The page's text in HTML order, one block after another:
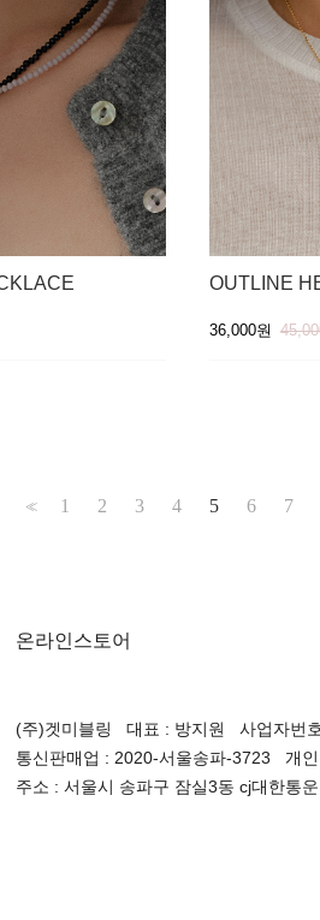
OUTLINE
36,000원
<< 1 2 3 4 5 6 7
온라인스토어
(주)겟미블링 대표 : 방지원 사업자번
통신판매업 : 2020-서울송파-3723 개
주소 : 서울시 송파구 잠실3동 cj대한통